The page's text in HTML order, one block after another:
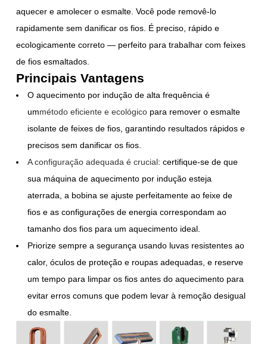
aquecer e amolecer o esmalte. Você pode removê-lo
rapidamente sem danificar os fios. É preciso, rápido e
ecologicamente correto — perfeito para trabalhar com feixes
de fios esmaltados.
Principais Vantagens
O aquecimento por indução de alta frequência é
ummétodo eficiente e ecológico para remover o esmalte
isolante de feixes de fios, garantindo resultados rápidos e
precisos sem danificar os fios.
A configuração adequada é crucial: certifique-se de que
sua máquina de aquecimento por indução esteja
aterrada, a bobina se ajuste perfeitamente ao feixe de
fios e as configurações de energia correspondam ao
tamanho dos fios para um aquecimento ideal.
Priorize sempre a segurança usando luvas resistentes ao
calor, óculos de proteção e roupas adequadas, e reserve
um tempo para limpar os fios antes do aquecimento para
evitar erros comuns que podem levar à remoção desigual
do esmalte.